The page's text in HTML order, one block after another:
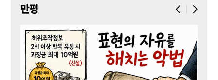
만평